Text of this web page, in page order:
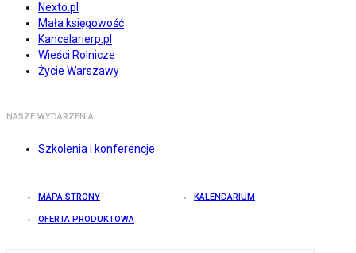
Nexto.pl
Mała księgowość
Kancelarierp.pl
Wieści Rolnicze
Życie Warszawy
NASZE WYDARZENIA
Szkolenia i konferencje
MAPA STRONY KALENDARIUM
OFERTA PRODUKTOWA